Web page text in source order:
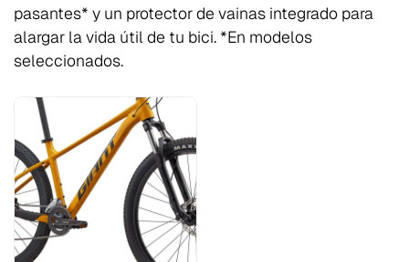
pasantes* y un protector de vainas integrado para
alargar la vida útil de tu bici. *En modelos
seleccionados.